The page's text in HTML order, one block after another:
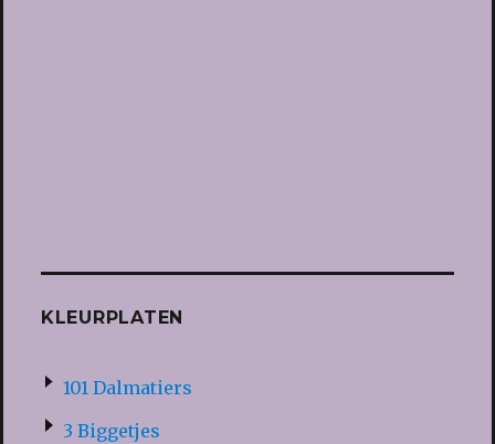
KLEURPLATEN
101 Dalmatiers
3 Biggetjes